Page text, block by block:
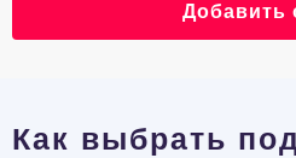
Добавить
Как выбрать